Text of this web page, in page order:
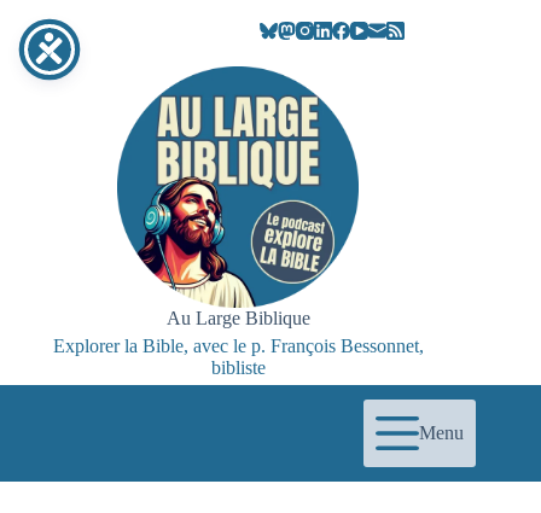
contenu
Au Large Biblique
Explorer la Bible, avec le p. François Bessonnet,
bibliste
Menu